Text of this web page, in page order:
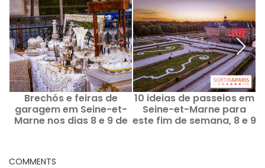
Brechós e feiras de
garagem em Seine-et-
Marne nos dias 8 e 9 de
10 ideias de passeios em
Seine-et-Marne para
este fim de semana, 8 e 9
COMMENTS